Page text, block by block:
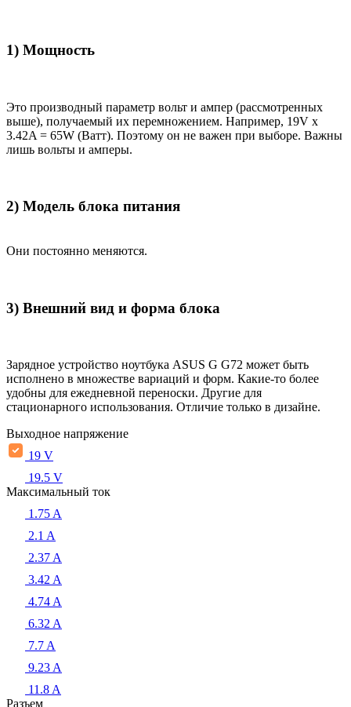
1) Мощность
Это производный параметр вольт и ампер (рассмотренных
выше), получаемый их перемножением. Например, 19V x
3.42A = 65W (Ватт). Поэтому он не важен при выборе. Важны
лишь вольты и амперы.
2) Модель блока питания
Они постоянно меняются.
3) Внешний вид и форма блока
Зарядное устройство ноутбука ASUS G G72 может быть
исполнено в множестве вариаций и форм. Какие-то более
удобны для ежедневной переноски. Другие для
стационарного использования. Отличие только в дизайне.
Выходное напряжение
19 V
19.5 V
Максимальный ток
1.75 A
2.1 A
2.37 A
3.42 A
4.74 A
6.32 A
7.7 A
9.23 A
11.8 A
Разъем